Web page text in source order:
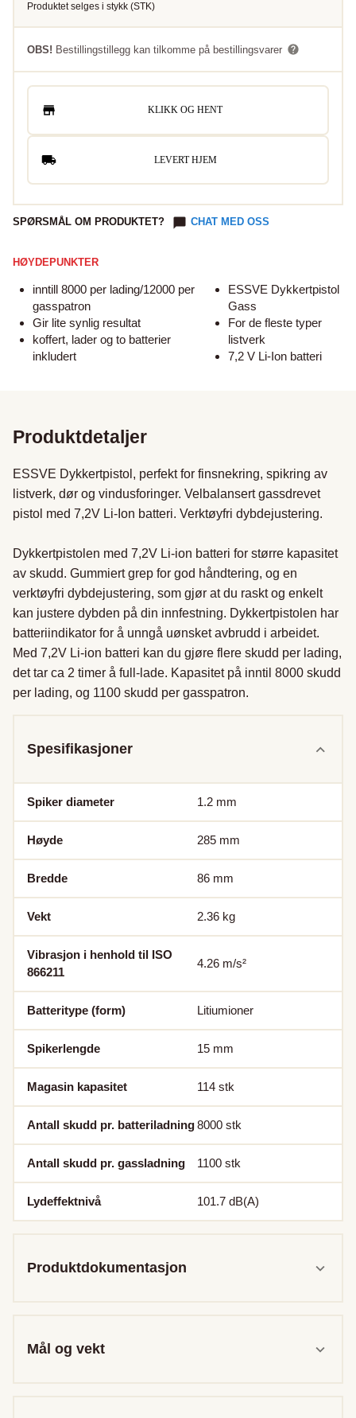
Produktet selges i stykk (STK)
OBS! Bestillingstillegg kan tilkomme på bestillingsvarer
KLIKK OG HENT
LEVERT HJEM
SPØRSMÅL OM PRODUKTET? CHAT MED OSS
HØYDEPUNKTER
inntill 8000 per lading/12000 per
gasspatron
Gir lite synlig resultat
koffert, lader og to batterier
inkludert
ESSVE Dykkertpistol
Gass
For de fleste typer
listverk
7,2 V Li-Ion batteri
Produktdetaljer
ESSVE Dykkertpistol, perfekt for finsnekring, spikring av
listverk, dør og vindusforinger. Velbalansert gassdrevet
pistol med 7,2V Li-Ion batteri. Verktøyfri dybdejustering.
Dykkertpistolen med 7,2V Li-ion batteri for større kapasitet
av skudd. Gummiert grep for god håndtering, og en
verktøyfri dybdejustering, som gjør at du raskt og enkelt
kan justere dybden på din innfestning. Dykkertpistolen har
batteriindikator for å unngå uønsket avbrudd i arbeidet.
Med 7,2V Li-ion batteri kan du gjøre flere skudd per lading,
det tar ca 2 timer å full-lade. Kapasitet på inntil 8000 skudd
per lading, og 1100 skudd per gasspatron.
Spesifikasjoner
Spiker diameter 1.2 mm
Høyde 285 mm
Bredde 86 mm
Vekt 2.36 kg
Vibrasjon i henhold til ISO
866211
4.26 m/s²
Batteritype (form) Litiumioner
Spikerlengde 15 mm
Magasin kapasitet 114 stk
Antall skudd pr. batteriladning8000 stk
Antall skudd pr. gassladning 1100 stk
Lydeffektnivå 101.7 dB(A)
Produktdokumentasjon
Mål og vekt